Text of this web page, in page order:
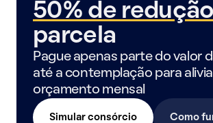
50% de redução
parcela
Pague apenas parte do valor
até a contemplação para
orçamento mensal
Simular consórcio Como